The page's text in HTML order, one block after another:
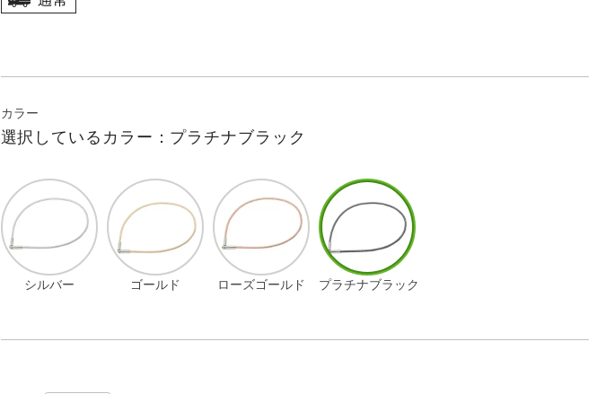
カラー
選択しているカラー：プラチナブラック
シルバー ゴールド ローズゴールド プラチナブラック